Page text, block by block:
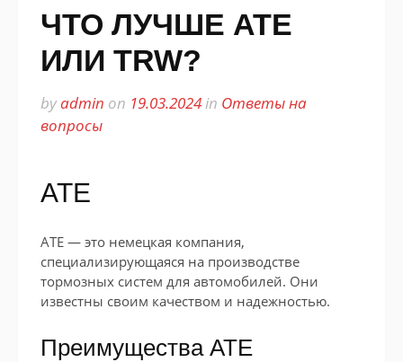
ЧТО ЛУЧШЕ ATE
ИЛИ TRW?
byadmin on 19.03.2024in Ответы на
вопросы
ATE
ATE — это немецкая компания,
специализирующаяся на производстве
тормозных систем для автомобилей. Они
известны своим качеством и надежностью.
Преимущества ATE